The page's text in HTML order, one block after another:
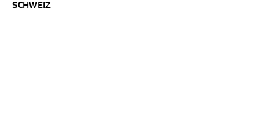
SCHWEIZ